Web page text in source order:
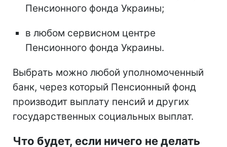
Пенсионного фонда Украины;
в любом сервисном центре
Пенсионного фонда Украины.
Выбрать можно любой уполномоченный
банк, через который Пенсионный фонд
производит выплату пенсий и других
государственных социальных выплат.
Что будет, если ничего не делать